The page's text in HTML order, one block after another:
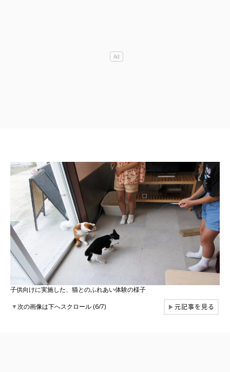
子供向けに実施した、猫とのふれあい体験の様子
▼次の画像は下へスクロール (6/7) ▶元記事を見る